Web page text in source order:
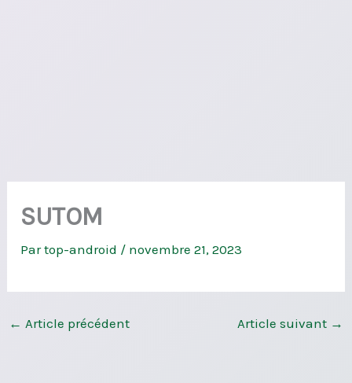
SUTOM
Partop-android / novembre 21, 2023
← Article précédent Article suivant →